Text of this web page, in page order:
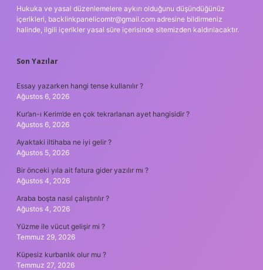
Hukuka ve yasal düzenlemelere aykırı olduğunu düşündüğünüz
içerikleri, backlinkpanelicomtr@gmail.com adresine bildirmeniz
halinde, ilgili içerikler yasal süre içerisinde sitemizden kaldırılacaktır.
Son Yazılar
Essay yazarken hangi tense kullanılır ?
Ağustos 6, 2026
Kur’an-ı Kerim’de en çok tekrarlanan ayet hangisidir ?
Ağustos 6, 2026
Ayaktaki iltihaba ne iyi gelir ?
Ağustos 5, 2026
Bir önceki yıla ait fatura gider yazılır mı ?
Ağustos 4, 2026
Araba boşta nasıl çalıştırılır ?
Ağustos 4, 2026
Yüzme ile vücut gelişir mi ?
Temmuz 29, 2026
Küpesiz kurbanlık olur mu ?
Temmuz 27, 2026